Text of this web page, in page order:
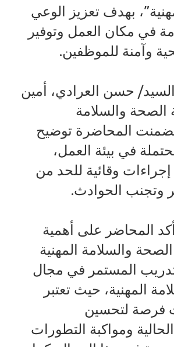
بهدف تعزيز الوعي
في مكان العمل وتوفير
وآمنة للموظفين.
حسن العرادي، أمين
الصحة والسلامة
المحاضرة توضيح
في بيئة العمل،
إجراءات وقائية للحد من
وتجنب الحوادث.
المحاضر على أهمية
والسلامة المهنية
المستمر في مجال
المهنية، حيث تعتبر
فرصة لتحسين
ومواكبة التطورات